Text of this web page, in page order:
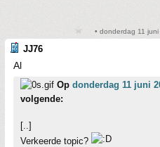
• donderdag 11
JJ76
Al
Op donderdag 11 juni
volgende:
[..]
Verkeerde topic?